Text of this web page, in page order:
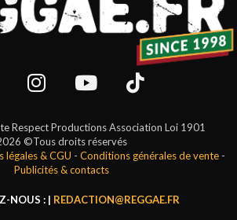
Respect Productions Association Loi 1901
©Tous droits réservés
légales & CGU - Conditions générales de vente-
Publicités & contacts
NOUS : | REDACTION@REGGAE.FR